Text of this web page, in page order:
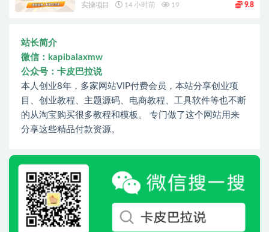
实操项目 14 小时前 19 9.8
站长简介
微信：kapibalaxmw
公众号：卡皮巴拉说
本人创业8年，多家网站VIP付费会员，本站分享创业项
目、创业教程、主题源码、电商教程、工具软件等也不断
的从淘宝购买很多教程和模板。 专门做了这个网站用来
分享这些精品付款资源。